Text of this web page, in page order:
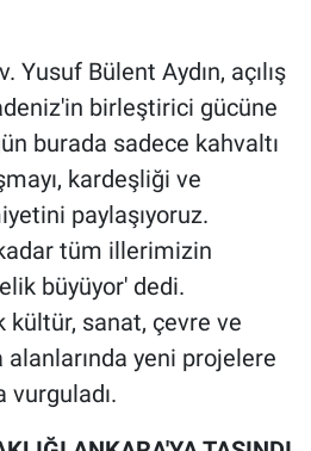
Yusuf Bülent Aydın, açılış
birleştirici gücüne
burada sadece kahvaltı
kardeşliği ve
paylaşıyoruz.
tüm illerimizin
büyüyor' dedi.
kültür, sanat, çevre ve
alanlarında yeni projelere
vurguladı.